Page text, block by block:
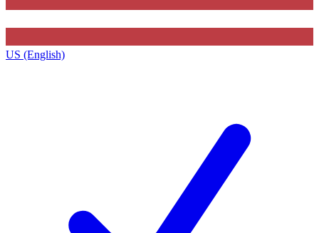
US (English)